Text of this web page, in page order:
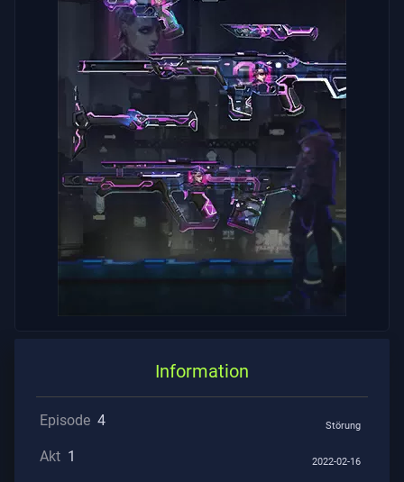
Information
Episode 4 Störung
Akt 1 2022-02-16